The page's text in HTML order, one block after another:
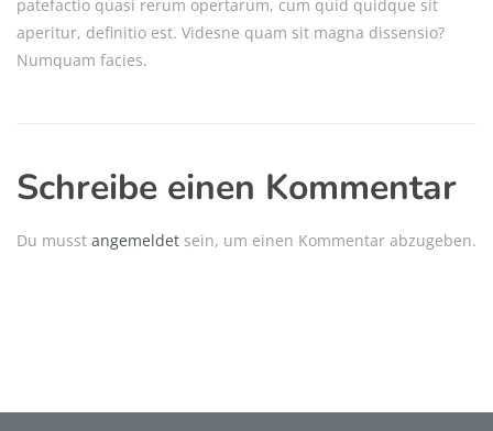
patefactio quasi rerum opertarum, cum quid quidque sit
aperitur, definitio est. Videsne quam sit magna dissensio?
Numquam facies.
Schreibe einen Kommentar
Du musst angemeldet sein, um einen Kommentar abzugeben.